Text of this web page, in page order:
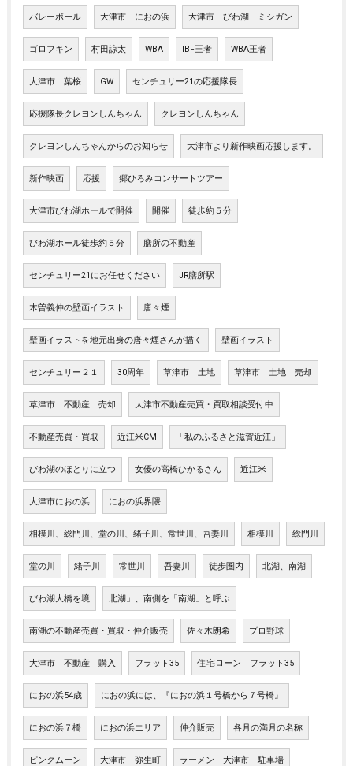
バレーボール 大津市 におの浜 大津市 びわ湖 ミシガン
ゴロフキン 村田諒太 WBA IBF王者 WBA王者
大津市 葉桜 GW センチュリー21の応援隊長
応援隊長クレヨンしんちゃん クレヨンしんちゃん
クレヨンしんちゃんからのお知らせ 大津市より新作映画応援します。
新作映画 応援 郷ひろみコンサートツアー
大津市びわ湖ホールで開催 開催 徒歩約５分
びわ湖ホール徒歩約５分 膳所の不動産
センチュリー21にお任せください JR膳所駅
木曽義仲の壁画イラスト 唐々煙
壁画イラストを地元出身の唐々煙さんが描く 壁画イラスト
センチュリー２１ 30周年 草津市 土地 草津市 土地 売却
草津市 不動産 売却 大津市不動産売買・買取相談受付中
不動産売買・買取 近江米CM 「私のふるさと滋賀近江」
びわ湖のほとりに立つ 女優の高橋ひかるさん 近江米
大津市におの浜 におの浜界隈
相模川、総門川、堂の川、緒子川、常世川、吾妻川 相模川 総門川
堂の川 緒子川 常世川 吾妻川 徒歩圏内 北湖、南湖
びわ湖大橋を境 北湖」、南側を「南湖」と呼ぶ
南湖の不動産売買・買取・仲介販売 佐々木朗希 プロ野球
大津市 不動産 購入 フラット35 住宅ローン フラット35
におの浜54歳 におの浜には、『におの浜１号橋から７号橋』
におの浜７橋 におの浜エリア 仲介販売 各月の満月の名称
ピンクムーン 大津市 弥生町 ラーメン 大津市 駐車場